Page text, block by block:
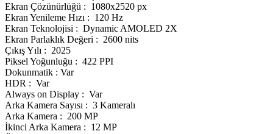
Ekran Çözünürlüğü : 1080x2520 px
Ekran Yenileme Hızı : 120 Hz
Ekran Teknolojisi : Dynamic AMOLED 2X
Ekran Parlaklık Değeri : 2600 nits
Çıkış Yılı : 2025
Piksel Yoğunluğu : 422 PPI
Dokunmatik : Var
HDR : Var
Always on Display : Var
Arka Kamera Sayısı : 3 Kameralı
Arka Kamera : 200 MP
İkinci Arka Kamera : 12 MP